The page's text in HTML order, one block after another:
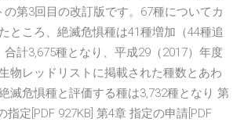
第3回目の改訂版です。67種についてカ
ところ、絶滅危惧種は41種増加（44種追
計3,675種となり、平成29（2017）年度
物レッドリストに掲載された種数とあわ
滅危惧種と評価する種は3,732種となり 第
指定[PDF 927KB] 第4章 指定の申請[PDF